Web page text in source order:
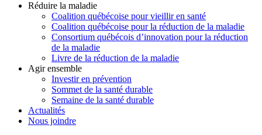
Réduire la maladie
Coalition québécoise pour vieillir en santé
Coalition québécoise pour la réduction de la maladie
Consortium québécois d’innovation pour la réduction
de la maladie
Livre de la réduction de la maladie
Agir ensemble
Investir en prévention
Sommet de la santé durable
Semaine de la santé durable
Actualités
Nous joindre